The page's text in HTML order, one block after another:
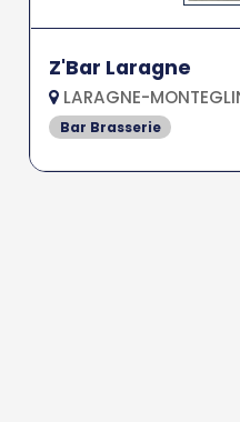
Z'Bar Laragne
LARAGNE-
Bar Brasserie